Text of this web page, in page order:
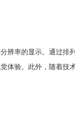
辨率的显示。通过
体验。此外，随着技